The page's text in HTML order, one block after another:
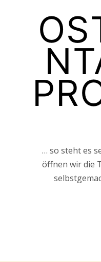
… so steht es
öffnen wir die